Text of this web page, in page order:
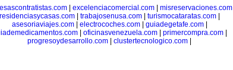
excelenciacomercial.com misreservaciones.com
residenciasycasas.com| trabajosenusa.com| turismocataratas.com|
asesoriaviajes.com| electrocoches.com| guiadegetafe.com|
| oficinasvenezuela.com| primercompra.com|
progresoydesarrollo.com
clustertecnologico.com